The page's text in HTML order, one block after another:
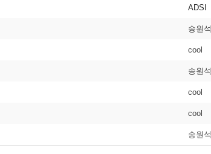
ADSI
송원석
cool
송원석
cool
cool
송원석